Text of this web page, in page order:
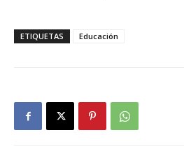
ETIQUETAS Educación